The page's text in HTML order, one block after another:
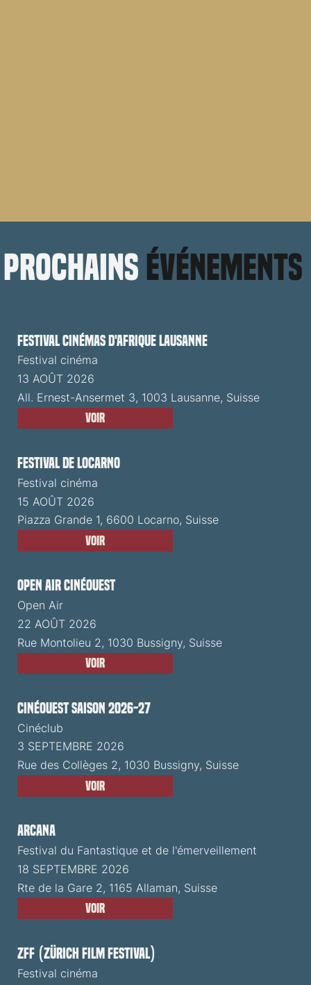
prochains événements
Festival cinémas d'Afrique Lausanne
Festival cinéma
13 AOÛT 2026
All. Ernest-Ansermet 3, 1003 Lausanne, Suisse
Voir
Festival de Locarno
Festival cinéma
15 AOÛT 2026
Piazza Grande 1, 6600 Locarno, Suisse
Voir
Open Air CinéOuest
Open Air
22 AOÛT 2026
Rue Montolieu 2, 1030 Bussigny, Suisse
Voir
CinéOuest Saison 2026-27
Cinéclub
3 SEPTEMBRE 2026
Rue des Collèges 2, 1030 Bussigny, Suisse
Voir
ARCANA
Festival du Fantastique et de l'émerveillement
18 SEPTEMBRE 2026
Rte de la Gare 2, 1165 Allaman, Suisse
Voir
ZFF (Zürich Film Festival)
Festival cinéma